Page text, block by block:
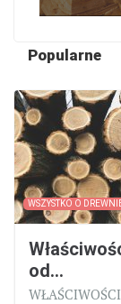
Popularne
WSZYSTKO O
od...